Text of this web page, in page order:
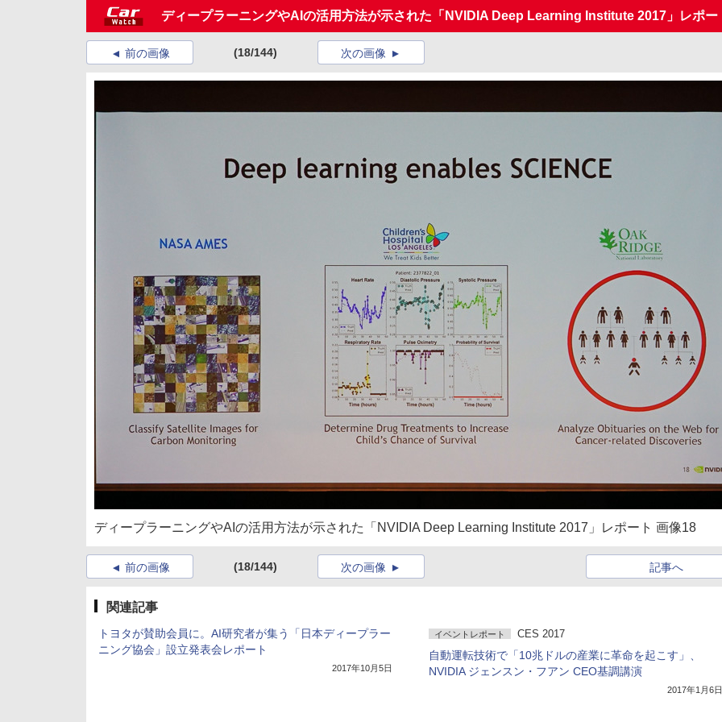
ディープラーニングやAIの活用方法が示された「NVIDIA Deep Learning Institute 2017」レポー
前の画像 (18/144) 次の画像
ディープラーニングやAIの活用方法が示された「NVIDIA Deep Learning Institute 2017」レポート 画像18
前の画像 (18/144) 記事へ
次の画像
関連記事
トヨタが賛助会員に。AI研究者が集う「日本ディープラー
ニング協会」設立発表会レポート
2017年10月5日
イベントレポート CES 2017
自動運転技術で「10兆ドルの産業に革命を起こす」、
NVIDIA ジェンスン・フアン CEO基調講演
2017年1月6日